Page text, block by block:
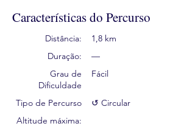
Características do Percurso
Distância:
Duração:
Grau de
Dificuldade
Tipo de Percurso
Altitude máxima:
1,8 km
—
Fácil
↺ Circular